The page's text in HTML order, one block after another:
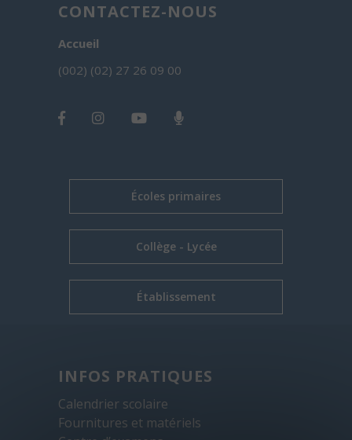
CONTACTEZ-NOUS
Accueil
(002) (02) 27 26 09 00
Écoles primaires
Collège - Lycée
Établissement
INFOS PRATIQUES
Calendrier scolaire
Fournitures et matériels